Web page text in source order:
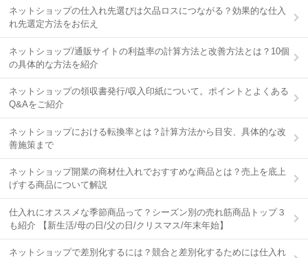
ネットショップの仕入れ先選びは欠品ロスにつながる？効果的な仕入
れ先選定方法をお伝え
ネットショップ/通販サイトの利益率の計算方法と改善方法とは？10個
の具体的な方法を紹介
ネットショップの領収書発行/収入印紙について。ポイントとよくある
Q&Aをご紹介
ネットショップにおける転換率とは？計算方法から目安、具体的な改
善施策まで
ネットショップ開業の商材仕入れでおすすめな商品とは？売上を底上
げする商品について解説
仕入れにオススメな季節商品って？シーズン別の売れ筋商品トップ３
も紹介 【新生活/母の日/父の日/クリスマス/年末年始】
ネットショップで差別化するには？競合と差別化するためには仕入れ